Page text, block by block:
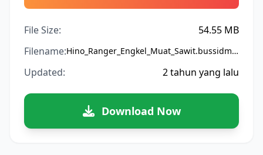
File Size:
54.55 MB
Filename:
Hino_Ranger_Engkel_Muat_Sawit.bussidmod
Updated: 2 tahun yang lalu
Download Now